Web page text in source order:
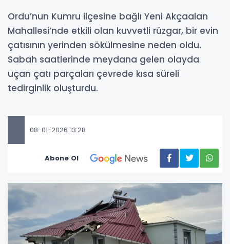
Ordu’nun Kumru ilçesine bağlı Yeni Akçaalan
Mahallesi’nde etkili olan kuvvetli rüzgar, bir evin
çatısının yerinden sökülmesine neden oldu.
Sabah saatlerinde meydana gelen olayda
uçan çatı parçaları çevrede kısa süreli
tedirginlik oluşturdu.
08-01-2026 13:28
Abone Ol